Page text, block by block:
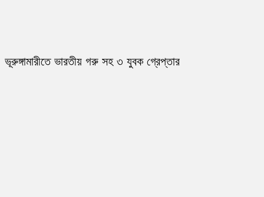
ভূরুঙ্গামারীতে ভারতীয় গরু সহ ৩ যুবক গ্রেপ্তার